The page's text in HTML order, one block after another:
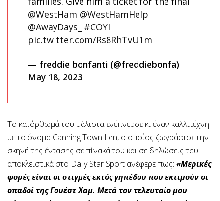
@WestHam @WestHamHelp
@AwayDays_
#COYI
pic.twitter.com/Rs8RhTvU1m
— freddie bonfanti (@freddiebonfa)
May 18, 2023
Το κατόρθωμά του μάλιστα ενέπνευσε κι έναν καλλιτέχνη
με το όνομα Canning Town Len, ο οποίος ζωγράφισε την
σκηνή της έντασης σε πίνακά του και σε δηλώσεις του
αποκλειστικά στο Daily Star Sport ανέφερε πως: «Μερικές
φορές είναι οι στιγμές εκτός γηπέδου που εκτιμούν οι
οπαδοί της Γουέστ Χαμ. Μετά τον τελευταίο μου